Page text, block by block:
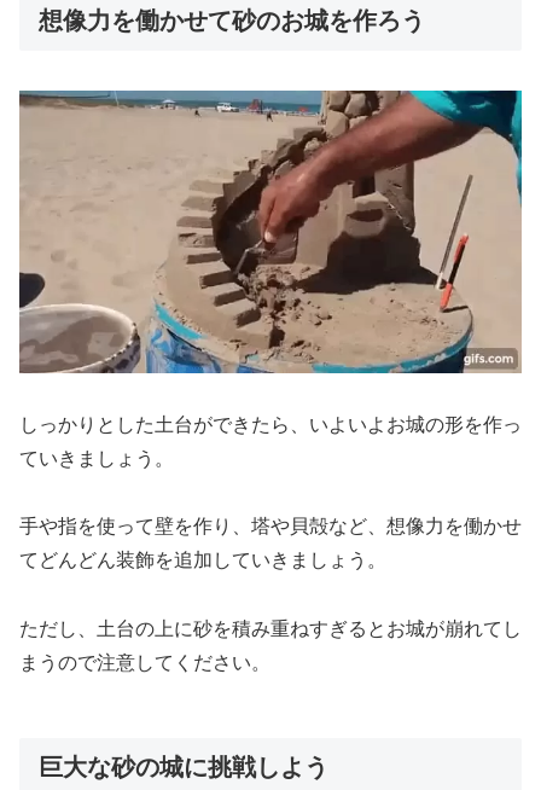
想像力を働かせて砂のお城を作ろう
しっかりとした土台ができたら、いよいよお城の形を作っ
ていきましょう。
手や指を使って壁を作り、塔や貝殻など、想像力を働かせ
てどんどん装飾を追加していきましょう。
ただし、土台の上に砂を積み重ねすぎるとお城が崩れてし
まうので注意してください。
巨大な砂の城に挑戦しよう